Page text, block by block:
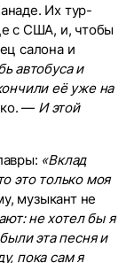
Их тур-
с США, и, чтобы
салона и
автобуса и
её уже на
— И этой
«Вклад
это только моя
музыкант не
не хотел бы я
эта песня и
пока сам я